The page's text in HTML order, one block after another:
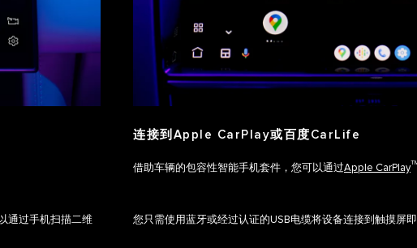
通过手机扫描二维
连接到Apple CarPlay或百度CarLife
借助车辆的包容性智能手机套件，您可以通过Apple CarPlay
您只需使用蓝牙或经过认证的USB电缆将设备连接到触摸屏即